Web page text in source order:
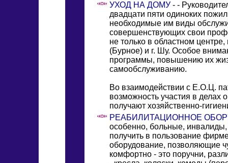
УХОД НА ДОМУ - -
двадцати пяти одиноких
необходимые им виды
совершенствующих свои
не только в областном
(Бурное) и г. Шу. Особое
программы, повышению их
самообслуживанию.
Во взаимодействии с Е.О.Ц.
возможность участия в
получают хозяйственно-
РЕАБИЛИТАЦИОННОЕ
особенно, больные,
получить в пользование
оборудование, позволяющие
комфортно - это поручни,